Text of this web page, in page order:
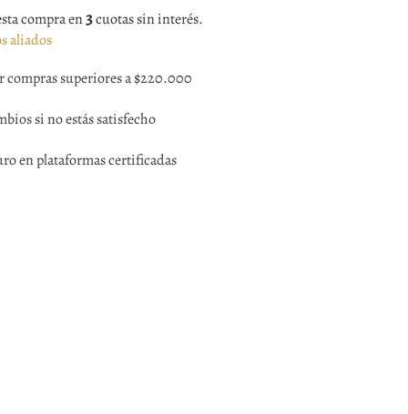
compra en3cuotas sin interés.
aliados
compras superiores a $220.000
si no estás satisfecho
en plataformas certificadas